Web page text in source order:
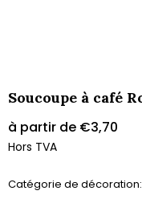
Soucoupe à café
à partir de €3,70
Hors TVA
Catégorie de décoration: